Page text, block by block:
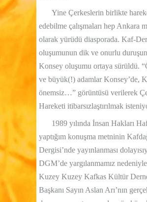
Yine Çerkeslerin birlikte
edebilme çalışmaları hep Ankara
olarak yürüdü diasporada. Kaf-Der
oluşumunun dik ve onurlu
Konsey oluşumu ortaya sürüldü.
ve büyük(!) adamlar Konsey’de,
önemsiz…” görüntüsü verilerek
Hareketi itibarsızlaştırılmak
1989 yılında İnsan Hakları
yaptığım konuşma metninin
Dergisi’nde yayınlanması
DGM’de yargılanmamız
Kuzey Kuzey Kafkas Kültür
Başkanı Sayın Aslan Arı’nın